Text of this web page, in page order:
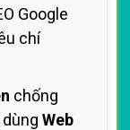
Google
chí
chống
Web